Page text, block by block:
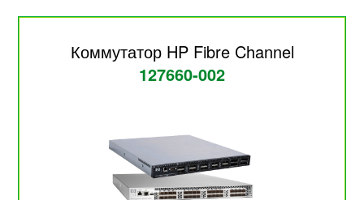
Коммутатор HP Fibre Channel
127660-002